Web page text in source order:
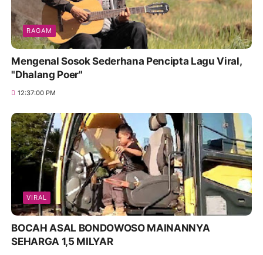
RAGAM
Mengenal Sosok Sederhana Pencipta Lagu Viral,
"Dhalang Poer"
12:37:00 PM
VIRAL
BOCAH ASAL BONDOWOSO MAINANNYA
SEHARGA 1,5 MILYAR